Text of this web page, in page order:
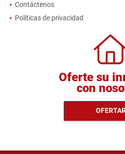
Contáctenos
Políticas de privacidad
Oferte su
con